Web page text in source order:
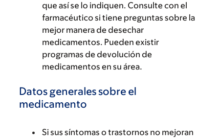
que así se lo indiquen. Consulte con el
farmacéutico si tiene preguntas sobre la
mejor manera de desechar
medicamentos. Pueden existir
programas de devolución de
medicamentos en su área.
Datos generales sobre el
medicamento
Si sus síntomas o trastornos no mejoran